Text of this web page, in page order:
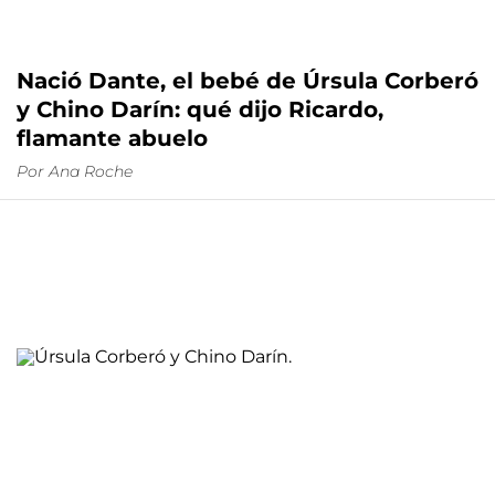
Nació Dante, el bebé de Úrsula Corberó
y Chino Darín: qué dijo Ricardo,
flamante abuelo
Por Ana Roche